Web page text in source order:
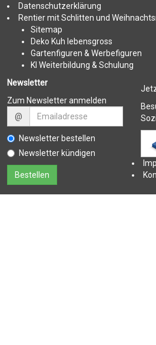
Datenschutzerklärung
Rentier mit Schlitten und
Sitemap
Deko Kuh lebensgross
Gartenfiguren & Werbefiguren
KI Weiterbildung & Schulung
Newsletter
Zum Newsletter anmelden
@
Newsletter bestellen
Newsletter kündigen